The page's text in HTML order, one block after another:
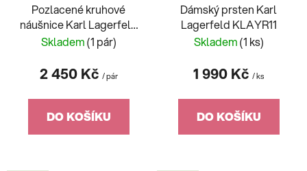
Pozlacené kruhové
náušnice Karl Lagerfeld
Pearl KLAYR15
Skladem(1 pár)
2 450 Kč / pár
DO KOŠÍKU
Dámský prsten Karl
Lagerfeld KLAYR11
Skladem(1 ks)
1 990 Kč / ks
DO KOŠÍKU